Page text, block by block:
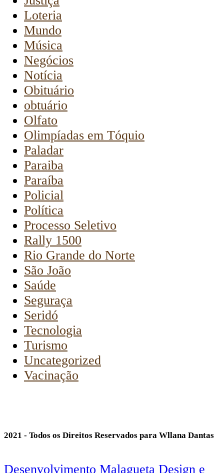
Loteria
Mundo
Música
Negócios
Notícia
Obituário
obtuário
Olfato
Olimpíadas em Tóquio
Paladar
Paraiba
Paraíba
Policial
Política
Processo Seletivo
Rally 1500
Rio Grande do Norte
São João
Saúde
Seguraça
Seridó
Tecnologia
Turismo
Uncategorized
Vacinação
2021 - Todos os Direitos Reservados para Wllana Dantas
Desenvolvimento Malagueta Design e